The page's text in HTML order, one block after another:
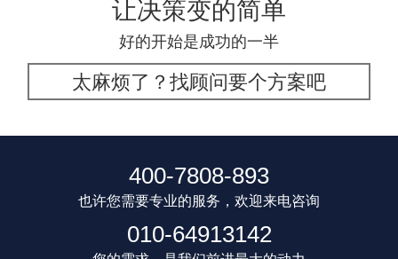
让决策变的简单
好的开始是成功的一半
太麻烦了？找顾问要个方案吧
400-7808-893
也许您需要专业的服务，欢迎来电咨询
010-64913142